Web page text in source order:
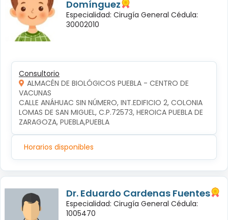
Domínguez
Especialidad: Cirugía General Cédula:
30002010
Consultorio
ALMACÉN DE BIOLÓGICOS PUEBLA - CENTRO DE
VACUNAS
CALLE ANÁHUAC SIN NÚMERO, INT.EDIFICIO 2, COLONIA
LOMAS DE SAN MIGUEL, C.P.72573, HEROICA PUEBLA DE
ZARAGOZA, PUEBLA,PUEBLA
Horarios disponibles
Dr. Eduardo Cardenas Fuentes
Especialidad: Cirugía General Cédula:
1005470